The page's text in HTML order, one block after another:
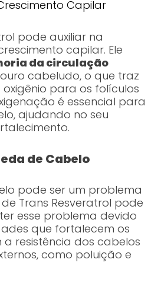
Capilar
pode auxiliar na
capilar. Ele
da circulação
cabeludo, o que traz
oxigênio para os folículos
é essencial para
ajudando no seu
de Cabelo
pode ser um problema
Trans Resveratrol pode
esse problema devido
que fortalecem os
resistência dos cabelos
como poluição e